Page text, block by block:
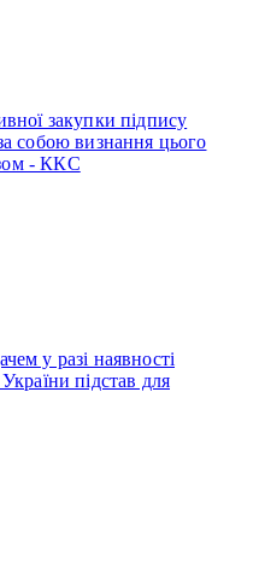
закупки підпису
собою визнання цього
- ККС
у разі наявності
підстав для